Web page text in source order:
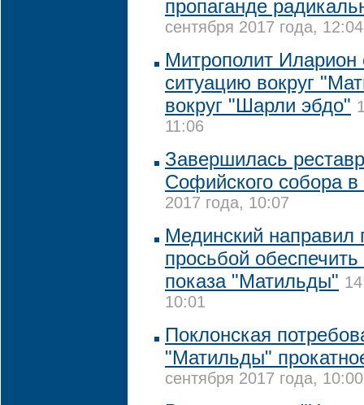
пропаганде
сентября 2017 года, 12:04
Митрополит Иларион
ситуацию вокруг
вокруг "Шарли эбдо"
11:06
Завершилась
Софийского собора в
2017 года, 10:07
Мединский
просьбой обеспечить
показа "Матильды"
10:01
Поклонская
"Матильды"
сентября 2017 года, 10:00